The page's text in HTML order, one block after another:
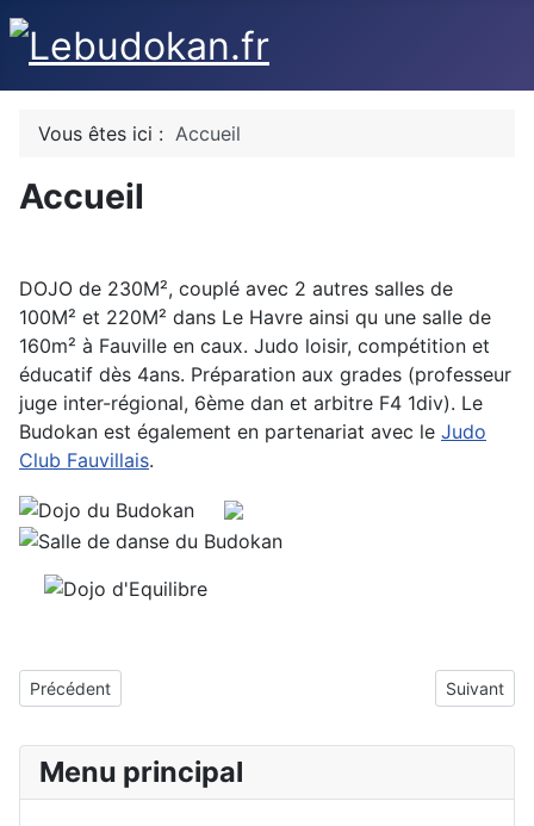
Vous êtes ici : Accueil
Accueil
DOJO de 230M², couplé avec 2 autres salles de
100M² et 220M² dans Le Havre ainsi qu une salle de
160m² à Fauville en caux. Judo loisir, compétition et
éducatif dès 4ans. Préparation aux grades (professeur
juge inter-régional, 6ème dan et arbitre F4 1div). Le
Budokan est également en partenariat avec le Judo
Club Fauvillais.
Article précédent : Hip Hop & Ragga
Précédent Article
Suivant
Menu principal